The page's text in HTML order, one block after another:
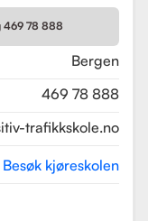
bil,
Les mer
469 78 888
Bergen
469 78 888
trafikkskole.no
Besøk kjøreskolen